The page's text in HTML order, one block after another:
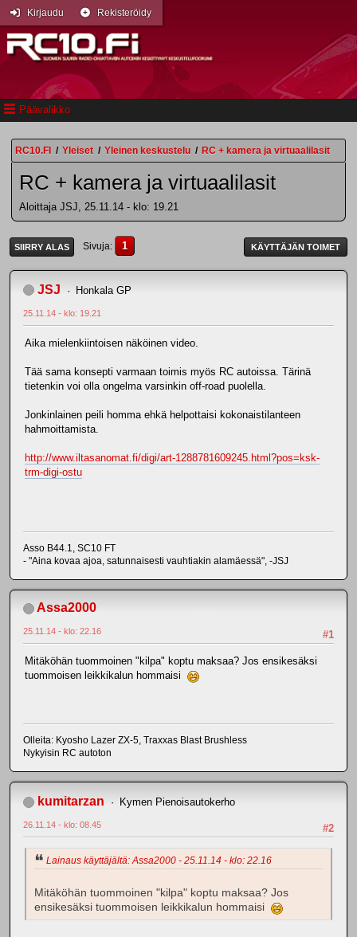
Päävalikko
Kirjaudu Rekisteröidy
RC10.FI / Yleiset / Yleinen keskustelu / RC + kamera ja virtuaalilasit
RC + kamera ja virtuaalilasit
Aloittaja JSJ, 25.11.14 - klo: 19.21
SIIRRY ALAS Sivuja 1 KÄYTTÄJÄN TOIMET
JSJ Honkala GP
25.11.14 - klo: 19.21
Aika mielenkiintoisen näköinen video.
Tää sama konsepti varmaan toimis myös RC autoissa. Tärinä
tietenkin voi olla ongelma varsinkin off-road puolella.
Jonkinlainen peili homma ehkä helpottaisi kokonaistilanteen
hahmoittamista.
http://www.iltasanomat.fi/digi/art-1288781609245.html?pos=ksk-
trm-digi-ostu
Asso B44.1, SC10 FT
- "Aina kovaa ajoa, satunnaisesti vauhtiakin alamäessä", -JSJ
Assa2000
#1
25.11.14 - klo: 22.16
Mitäköhän tuommoinen "kilpa" koptu maksaa? Jos ensikesäksi
tuommoisen leikkikalun hommaisi
Olleita: Kyosho Lazer ZX-5, Traxxas Blast Brushless
Nykyisin RC autoton
kumitarzan Kymen Pienoisautokerho
#2
26.11.14 - klo: 08.45
Lainaus käyttäjältä: Assa2000 - 25.11.14 - klo: 22.16
Mitäköhän tuommoinen "kilpa" koptu maksaa? Jos
ensikesäksi tuommoisen leikkikalun hommaisi